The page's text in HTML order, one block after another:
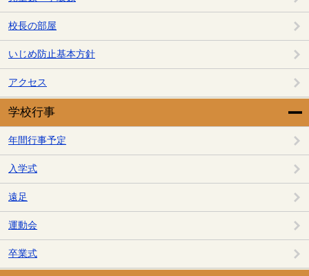
校長の部屋
いじめ防止基本方針
アクセス
学校行事
年間行事予定
入学式
遠足
運動会
卒業式